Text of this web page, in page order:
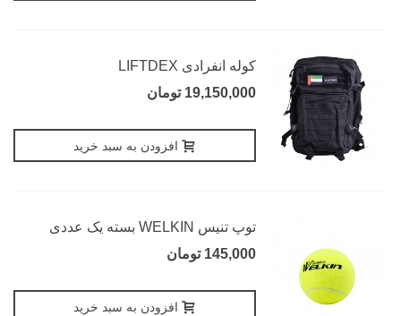
کوله انفرادی LIFTDEX
19,150,000 تومان
افزودن به سبد خرید
توپ تنیس WELKIN بسته یک عددی
145,000 تومان
افزودن به سبد خرید